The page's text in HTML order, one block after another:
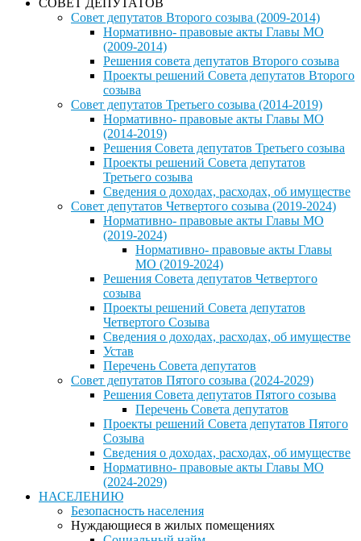
СОВЕТ ДЕПУТАТОВ
Совет депутатов Второго созыва (2009-2014)
Нормативно- правовые акты Главы МО
(2009-2014)
Решения совета депутатов Второго созыва
Проекты решений Совета депутатов Второго
созыва
Совет депутатов Третьего созыва (2014-2019)
Нормативно- правовые акты Главы МО
(2014-2019)
Решения Совета депутатов Третьего созыва
Проекты решений Совета депутатов
Третьего созыва
Сведения о доходах, расходах, об имуществе
Совет депутатов Четвертого созыва (2019-2024)
Нормативно- правовые акты Главы МО
(2019-2024)
Нормативно- правовые акты Главы
МО (2019-2024)
Решения Совета депутатов Четвертого
созыва
Проекты решений Совета депутатов
Четвертого Созыва
Сведения о доходах, расходах, об имуществе
Устав
Перечень Совета депутатов
Совет депутатов Пятого созыва (2024-2029)
Решения Совета депутатов Пятого созыва
Перечень Совета депутатов
Проекты решений Совета депутатов Пятого
Созыва
Сведения о доходах, расходах, об имуществе
Нормативно- правовые акты Главы МО
(2024-2029)
НАСЕЛЕНИЮ
Безопасность населения
Нуждающиеся в жилых помещениях